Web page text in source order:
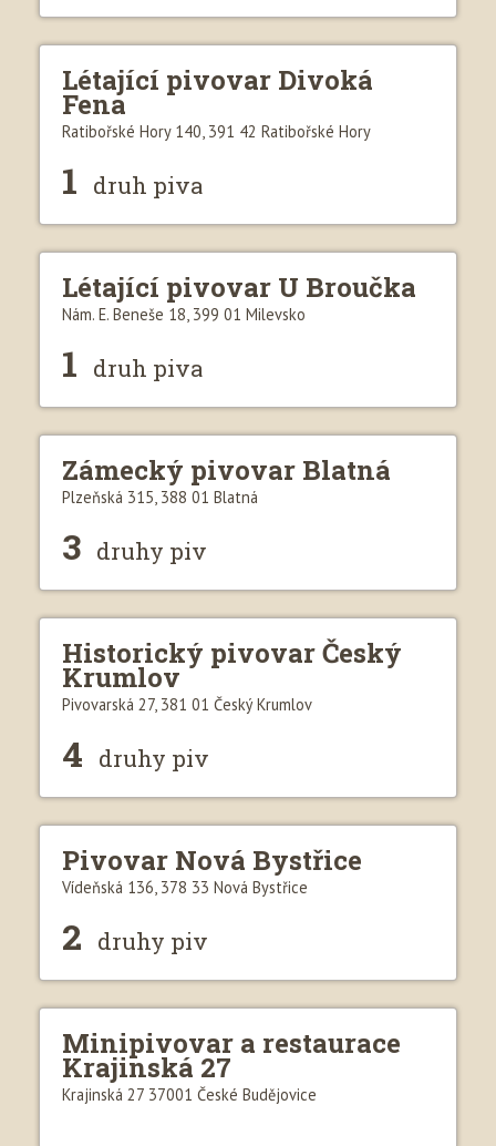
Létající pivovar Divoká
Fena
Ratibořské Hory 140, 391 42 Ratibořské Hory
1 druh piva
Létající pivovar U Broučka
Nám. E. Beneše 18, 399 01 Milevsko
1 druh piva
Zámecký pivovar Blatná
Plzeňská 315, 388 01 Blatná
3 druhy piv
Historický pivovar Český
Krumlov
Pivovarská 27, 381 01 Český Krumlov
4 druhy piv
Pivovar Nová Bystřice
Vídeňská 136, 378 33 Nová Bystřice
2 druhy piv
Minipivovar a restaurace
Krajinská 27
Krajinská 27 37001 České Budějovice